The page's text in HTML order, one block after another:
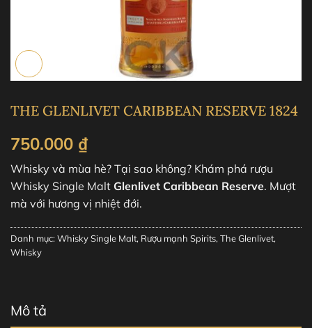
THE GLENLIVET CARIBBEAN RESERVE 1824
750.000 ₫
Whisky và mùa hè? Tại sao không? Khám phá rượu
Whisky Single Malt Glenlivet Caribbean Reserve. Mượt
mà với hương vị nhiệt đới.
Danh mục: Whisky Single Malt, Rượu mạnh Spirits, The Glenlivet,
Whisky
Mô tả